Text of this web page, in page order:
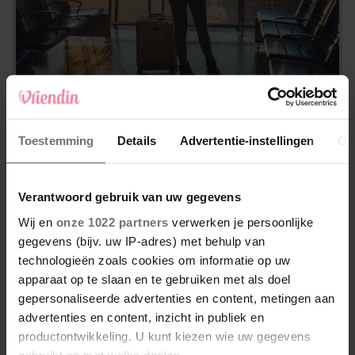
Toestemming Details Advertentie-instellingen
Verantwoord gebruik van uw gegevens
Wij en onze 1022 partners verwerken je persoonlijke
gegevens (bijv. uw IP-adres) met behulp van
technologieën zoals cookies om informatie op uw
apparaat op te slaan en te gebruiken met als doel
gepersonaliseerde advertenties en content, metingen aan
advertenties en content, inzicht in publiek en
productontwikkeling. U kunt kiezen wie uw gegevens
Waarom slimme reizigers altijd een
tennisbal meenemen in het vliegtuig